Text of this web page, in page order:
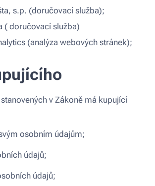
s.p. (doručovací služba);
( doručovací služba)
(analýza webových stránek);
v Zákoně má kupující
osobním údajům;
údajů;
údajů;